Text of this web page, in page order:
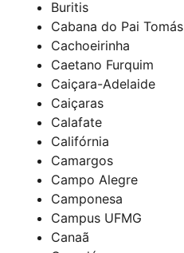
Buritis
Cabana do Pai Tomás
Cachoeirinha
Caetano Furquim
Caiçara-Adelaide
Caiçaras
Calafate
Califórnia
Camargos
Campo Alegre
Camponesa
Campus UFMG
Canaã